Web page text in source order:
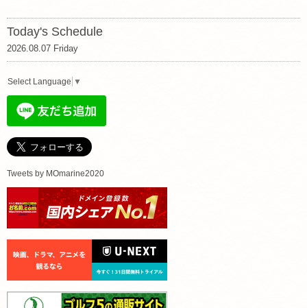
Today's Schedule
2026.08.07 Friday
Select Language ▼
Tweets by MOmarine2020